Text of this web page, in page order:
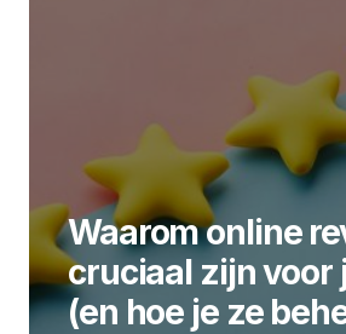
Waarom online
cruciaal zijn voor
(en hoe je ze